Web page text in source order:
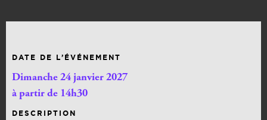
DATE DE L’ÉVÉNEMENT
Dimanche 24 janvier 2027
à partir de 14h30
DESCRIPTION